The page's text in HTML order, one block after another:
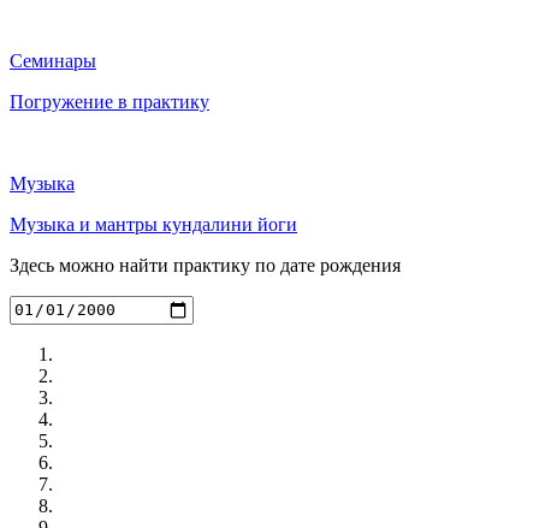
Семинары
Погружение в практику
Музыка
Музыка и мантры кундалини йоги
Здесь можно найти практику по дате рождения